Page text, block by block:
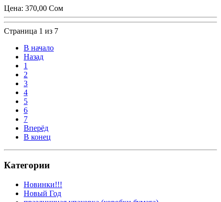
Цена: 370,00 Сом
Страница 1 из 7
В начало
Назад
1
2
3
4
5
6
7
Вперёд
В конец
Категории
Новинки!!!
Новый Год